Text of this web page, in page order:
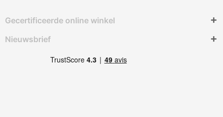
Gecertificeerde online winkel
Nieuwsbrief